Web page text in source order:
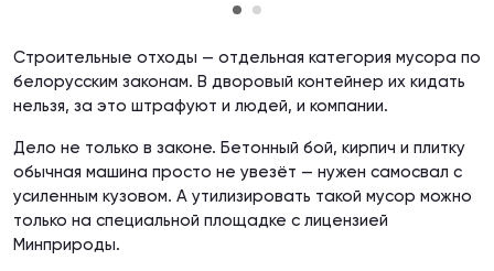
Строительные отходы — отдельная категория мусора по
белорусским законам. В дворовый контейнер их кидать
нельзя, за это штрафуют и людей, и компании.
Дело не только в законе. Бетонный бой, кирпич и плитку
обычная машина просто не увезёт — нужен самосвал с
усиленным кузовом. А утилизировать такой мусор можно
только на специальной площадке с лицензией
Минприроды.